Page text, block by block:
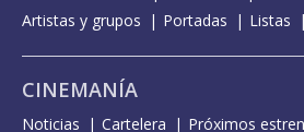
Artistas y grupos
Portadas Listas
CINEMANÍA
Noticias Cartelera Próximos